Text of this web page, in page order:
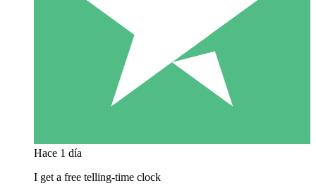
Hace 1 día
I get a free telling-time clock